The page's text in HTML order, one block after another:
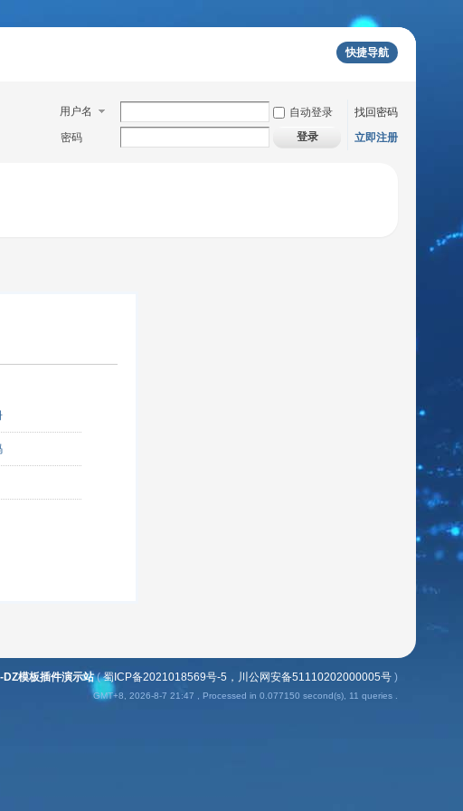
快捷导航
用户名 自动登录
找回密码
密码
登录 立即注册
DZ模板插件演示站(蜀ICP备2021018569号-5，川公网安备51110202000005号 )
GMT+8, 2026-8-7 21:47 , Processed in 0.077150 second(s), 11 queries .